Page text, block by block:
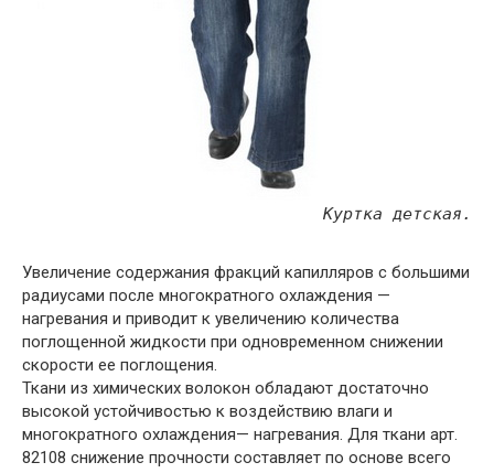
Куртка детская.
Увеличение содержания фракций капилляров с большими
радиусами после многократного охлаждения —
нагревания и приводит к увеличению количества
поглощенной жидкости при одновременном снижении
скорости ее поглощения.
Ткани из химических волокон обладают достаточно
высокой устойчивостью к воздействию влаги и
многократного охлаждения— нагревания. Для ткани арт.
82108 снижение прочности составляет по основе всего